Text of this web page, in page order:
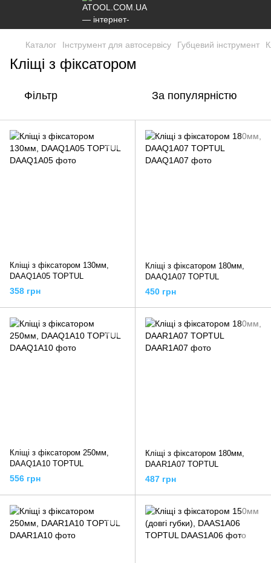
Каталог Інструмент для автосервісу Губцевий інструмент
Кліщі з фіксатором
Фільтр За популярністю
Кліщі з фіксатором 130мм,
DAAQ1A05 TOPTUL
358 грн
Кліщі з фіксатором 180мм,
DAAQ1A07 TOPTUL
450 грн
Кліщі з фіксатором 250мм,
DAAQ1A10 TOPTUL
556 грн
Кліщі з фіксатором 180мм,
DAAR1A07 TOPTUL
487 грн